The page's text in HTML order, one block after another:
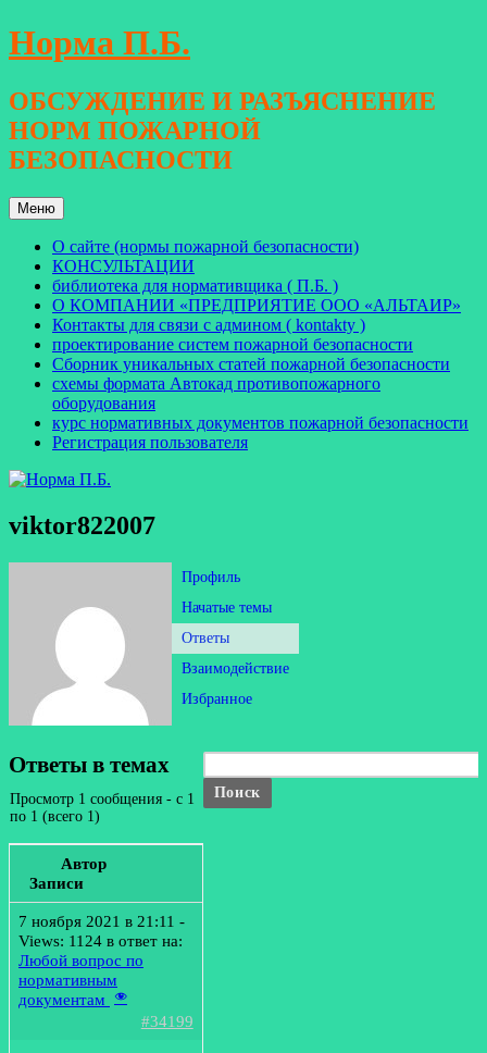
Перейти
к
Норма П.Б.
ОБСУЖДЕНИЕ И РАЗЪЯСНЕНИЕ
НОРМ ПОЖАРНОЙ
БЕЗОПАСНОСТИ
Меню
О сайте (нормы пожарной безопасности)
КОНСУЛЬТАЦИИ
библиотека для нормативщика ( П.Б. )
О КОМПАНИИ «ПРЕДПРИЯТИЕ ООО «АЛЬТАИР»
Контакты для связи с админом ( kontakty )
проектирование систем пожарной безопасности
Сборник уникальных статей пожарной безопасности
схемы формата Автокад противопожарного
оборудования
курс нормативных документов пожарной безопасности
Регистрация пользователя
viktor822007
Профиль
Начатые темы
Ответы
Взаимодействие
Избранное
Ответы в темах
Просмотр 1 сообщения - с 1
по 1 (всего 1)
Автор
Записи
7 ноября 2021 в 21:11 -
Views: 1124 в ответ на:
Любой вопрос по
нормативным
документам
#34199